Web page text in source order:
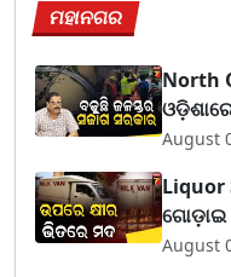
ମହାନଗର
North
August
Liquor
August